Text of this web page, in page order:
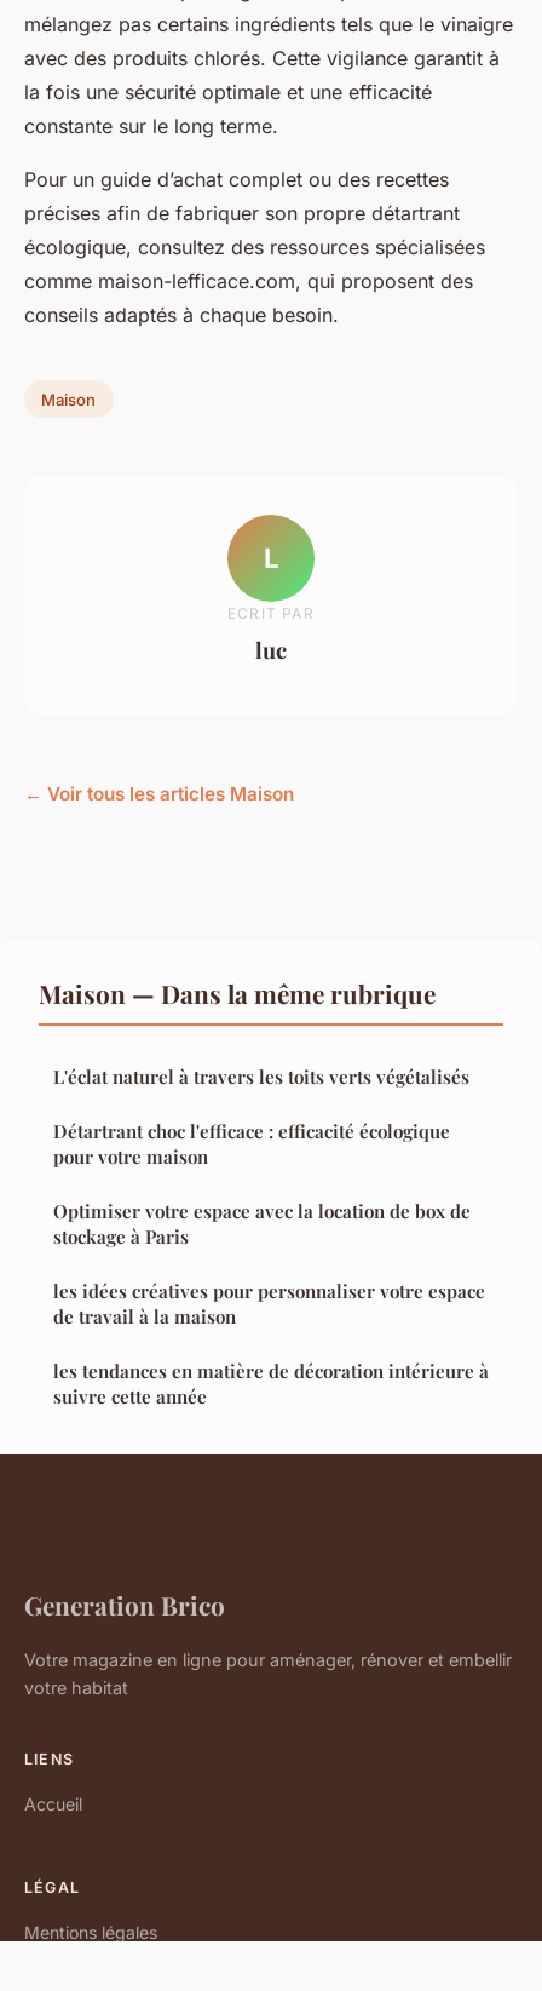
mélangez pas certains ingrédients tels que le vinaigre
avec des produits chlorés. Cette vigilance garantit à
la fois une sécurité optimale et une efficacité
constante sur le long terme.
Pour un guide d’achat complet ou des recettes
précises afin de fabriquer son propre détartrant
écologique, consultez des ressources spécialisées
comme maison-lefficace.com, qui proposent des
conseils adaptés à chaque besoin.
Maison
L
ECRIT PAR
luc
← Voir tous les articles Maison
Maison — Dans la même rubrique
L'éclat naturel à travers les toits verts végétalisés
Détartrant choc l'efficace : efficacité écologique
pour votre maison
Optimiser votre espace avec la location de box de
stockage à Paris
les idées créatives pour personnaliser votre espace
de travail à la maison
les tendances en matière de décoration intérieure à
suivre cette année
Generation Brico
Votre magazine en ligne pour aménager, rénover et embellir
votre habitat
LIENS
Accueil
LÉGAL
Mentions légales